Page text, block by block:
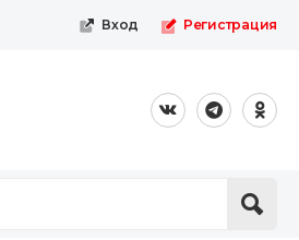
Вход Регистрация